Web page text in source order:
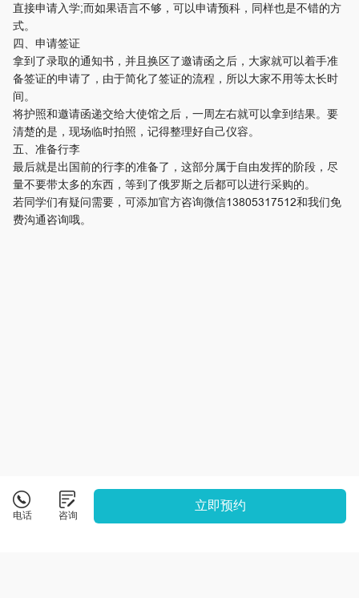
直接申请入学;而如果语言不够，可以申请预科，同样也是不错的方
式。
四、申请签证
拿到了录取的通知书，并且换区了邀请函之后，大家就可以着手准
备签证的申请了，由于简化了签证的流程，所以大家不用等太长时
间。
将护照和邀请函递交给大使馆之后，一周左右就可以拿到结果。要
清楚的是，现场临时拍照，记得整理好自己仪容。
五、准备行李
最后就是出国前的行李的准备了，这部分属于自由发挥的阶段，尽
量不要带太多的东西，等到了俄罗斯之后都可以进行采购的。
若同学们有疑问需要，可添加官方咨询微信13805317512和我们免
费沟通咨询哦。
电话 咨询
立即预约